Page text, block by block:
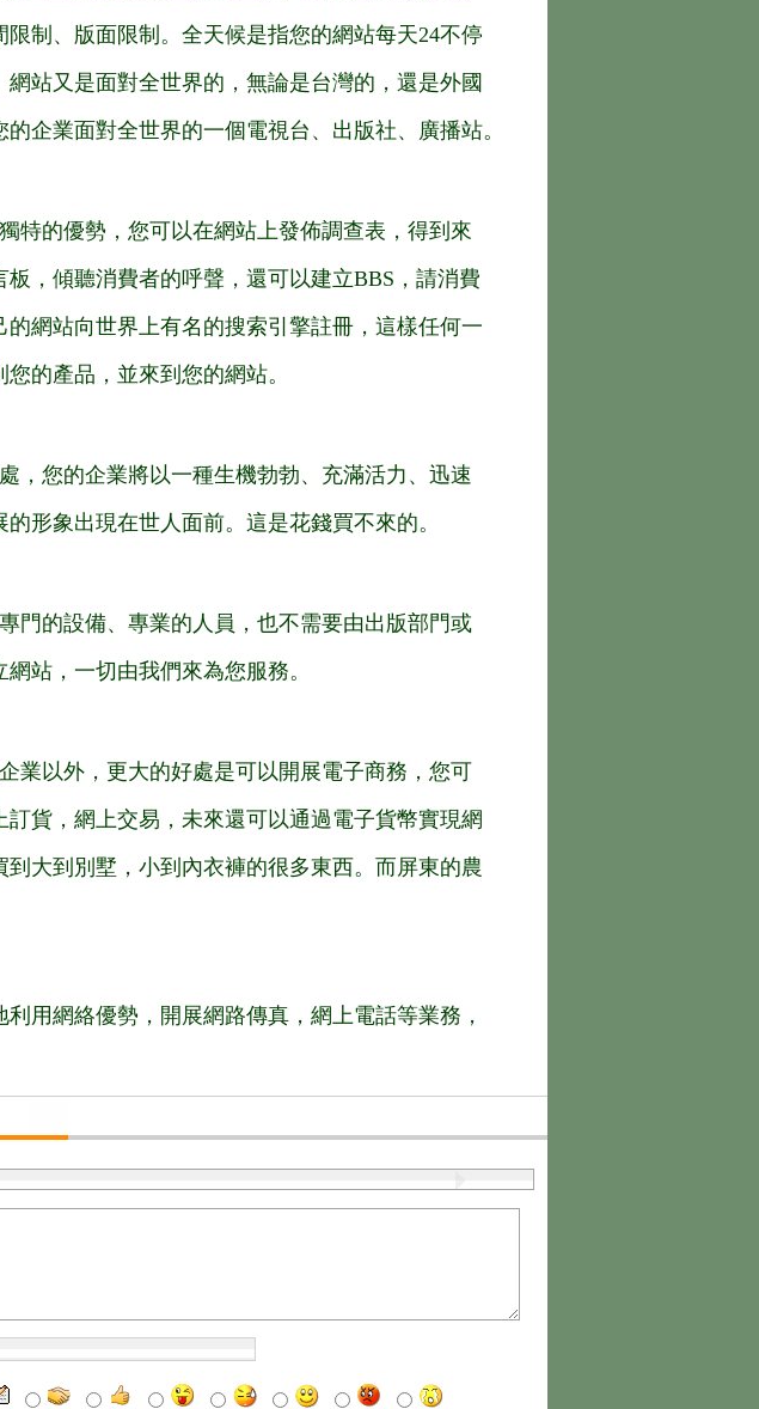
制、版面限制。全天候是指您的網站每天24不停
站又是面對全世界的，無論是台灣的，還是外國
企業面對全世界的一個電視台、出版社、廣播站。
特的優勢，您可以在網站上發佈調查表，得到來
，傾聽消費者的呼聲，還可以建立BBS，請消費
網站向世界上有名的搜索引擎註冊，這樣任何一
的產品，並來到您的網站。
，您的企業將以一種生機勃勃、充滿活力、迅速
形象出現在世人面前。這是花錢買不來的。
門的設備、專業的人員，也不需要由出版部門或
站，一切由我們來為您服務。
業以外，更大的好處是可以開展電子商務，您可
貨，網上交易，未來還可以通過電子貨幣實現網
大到別墅，小到內衣褲的很多東西。而屏東的農
利用網絡優勢，開展網路傳真，網上電話等業務，